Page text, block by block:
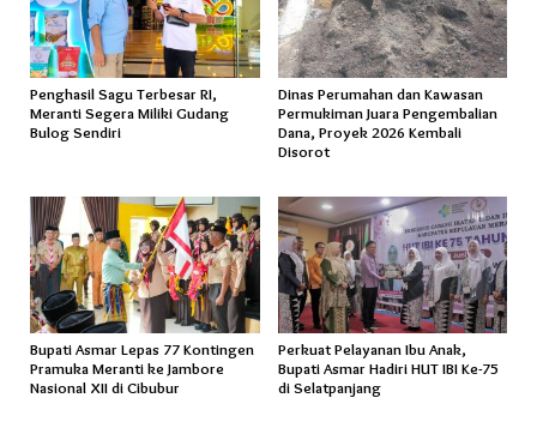
Penghasil Sagu Terbesar RI,
Meranti Segera Miliki Gudang
Bulog Sendiri
Dinas Perumahan dan Kawasan
Permukiman Juara Pengembalian
Dana, Proyek 2026 Kembali
Disorot
Bupati Asmar Lepas 77 Kontingen
Pramuka Meranti ke Jambore
Nasional XII di Cibubur
Perkuat Pelayanan Ibu Anak,
Bupati Asmar Hadiri HUT IBI Ke-75
di Selatpanjang